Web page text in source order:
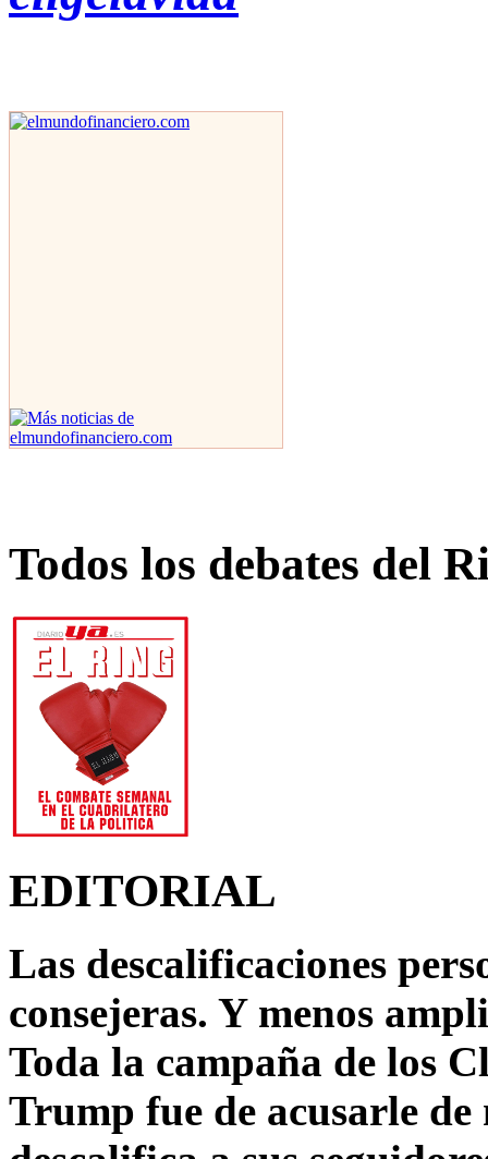
Todos los debates del
EDITORIAL
Las descalificaciones
consejeras. Y menos
Toda la campaña de los
Trump fue de acusarle